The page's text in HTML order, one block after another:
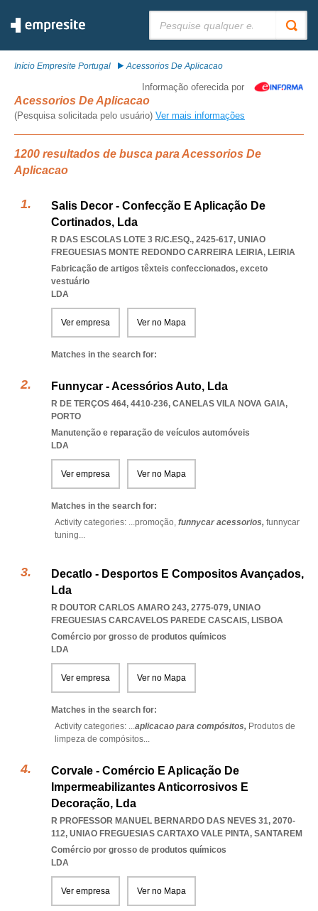
Início Empresite Portugal Acessorios De Aplicacao
Informação oferecida por
Acessorios De Aplicacao
(Pesquisa solicitada pelo usuário) Ver mais informações
1200 resultados de busca para Acessorios De
Aplicacao
Salis Decor - Confecção E Aplicação De
Cortinados, Lda
R DAS ESCOLAS LOTE 3 R/C.ESQ., 2425-617, UNIAO
FREGUESIAS MONTE REDONDO CARREIRA LEIRIA, LEIRIA
Fabricação de artigos têxteis confeccionados, exceto
vestuário
LDA
Ver empresa Ver no Mapa
Matches in the search for:
Funnycar - Acessórios Auto, Lda
R DE TERÇOS 464, 4410-236, CANELAS VILA NOVA GAIA,
PORTO
Manutenção e reparação de veículos automóveis
LDA
Ver empresa Ver no Mapa
Matches in the search for:
Activity categories: ...promoção, funnycar acessorios, funnycar
tuning...
Decatlo - Desportos E Compositos Avançados,
Lda
R DOUTOR CARLOS AMARO 243, 2775-079, UNIAO
FREGUESIAS CARCAVELOS PAREDE CASCAIS, LISBOA
Comércio por grosso de produtos químicos
LDA
Ver empresa Ver no Mapa
Matches in the search for:
Activity categories: ...aplicacao para compósitos, Produtos de
limpeza de compósitos...
Corvale - Comércio E Aplicação De
Impermeabilizantes Anticorrosivos E
Decoração, Lda
R PROFESSOR MANUEL BERNARDO DAS NEVES 31, 2070-
112, UNIAO FREGUESIAS CARTAXO VALE PINTA, SANTAREM
Comércio por grosso de produtos químicos
LDA
Ver empresa Ver no Mapa